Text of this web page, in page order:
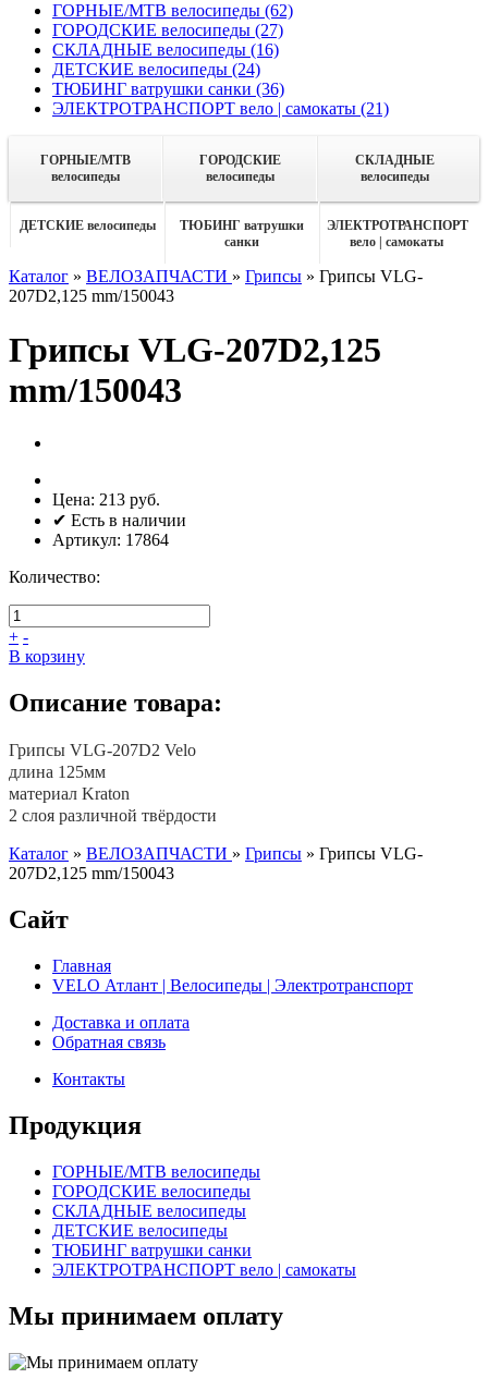
ГОРНЫЕ/MTB велосипеды (62)
ГОРОДСКИЕ велосипеды (27)
СКЛАДНЫЕ велосипеды (16)
ДЕТСКИЕ велосипеды (24)
ТЮБИНГ ватрушки санки (36)
ЭЛЕКТРОТРАНСПОРТ вело | самокаты (21)
ГОРНЫЕ/MTB
велосипеды
ГОРОДСКИЕ
велосипеды
СКЛАДНЫЕ
велосипеды
ДЕТСКИЕ велосипеды
ТЮБИНГ ватрушки
санки
ЭЛЕКТРОТРАНСПОРТ
вело | самокаты
Каталог » ВЕЛОЗАПЧАСТИ » Грипсы » Грипсы VLG-
207D2,125 mm/150043
Грипсы VLG-207D2,125
mm/150043
Цена: 213 руб.
✔ Есть в наличии
Артикул: 17864
Количество:
+ -
В корзину
Описание товара:
Грипсы VLG-207D2 Velo
длина 125мм
материал Kraton
2 слоя различной твёрдости
Каталог » ВЕЛОЗАПЧАСТИ » Грипсы » Грипсы VLG-
207D2,125 mm/150043
Сайт
Главная
VELO Атлант | Велосипеды | Электротранспорт
Доставка и оплата
Обратная связь
Контакты
Продукция
ГОРНЫЕ/MTB велосипеды
ГОРОДСКИЕ велосипеды
СКЛАДНЫЕ велосипеды
ДЕТСКИЕ велосипеды
ТЮБИНГ ватрушки санки
ЭЛЕКТРОТРАНСПОРТ вело | самокаты
Мы принимаем оплату